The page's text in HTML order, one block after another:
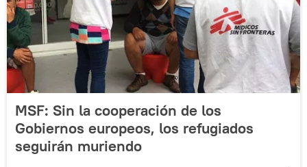
MSF: Sin la cooperación de los
Gobiernos europeos, los refugiados
seguirán muriendo